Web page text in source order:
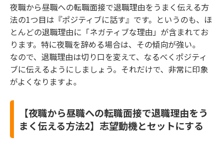
夜職から昼職への転職面接で退職理由をうまく伝える方
法の1つ目は『ポジティブに話す』です。というのも、ほ
とんどの退職理由に「ネガティブな理由」が含まれてお
ります。特に夜職を辞める場合は、その傾向が強い。
なので、退職理由は切り口を変えて、なるべくポジティ
ブに伝えるようにしましょう。それだけで、非常に印象
がよくなりますよ。
【夜職から昼職への転職面接で退職理由をう
まく伝える方法2】志望動機とセットにする